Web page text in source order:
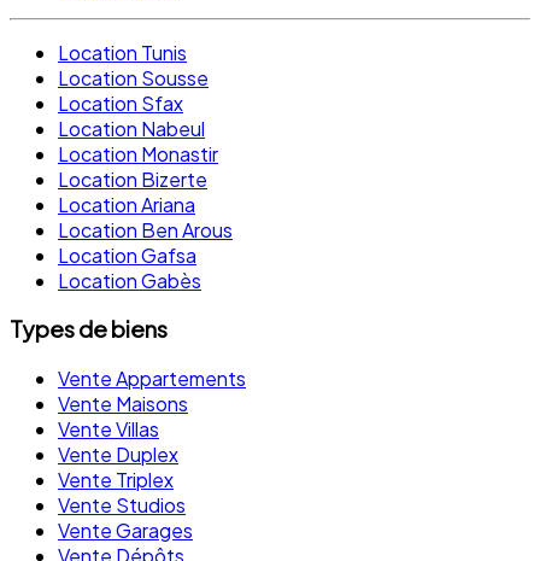
Location Tunis
Location Sousse
Location Sfax
Location Nabeul
Location Monastir
Location Bizerte
Location Ariana
Location Ben Arous
Location Gafsa
Location Gabès
Types de biens
Vente Appartements
Vente Maisons
Vente Villas
Vente Duplex
Vente Triplex
Vente Studios
Vente Garages
Vente Dépôts